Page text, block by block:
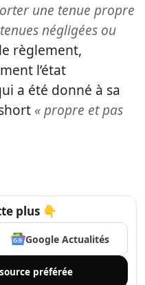
une tenue propre
négligées ou
règlement,
l’état
a été donné à sa
« propre et pas
plus 👇
Google Actualités
source préférée